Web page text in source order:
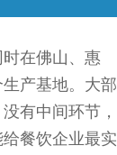
在佛山、惠
产基地。大部
有中间环节，
餐饮企业最实